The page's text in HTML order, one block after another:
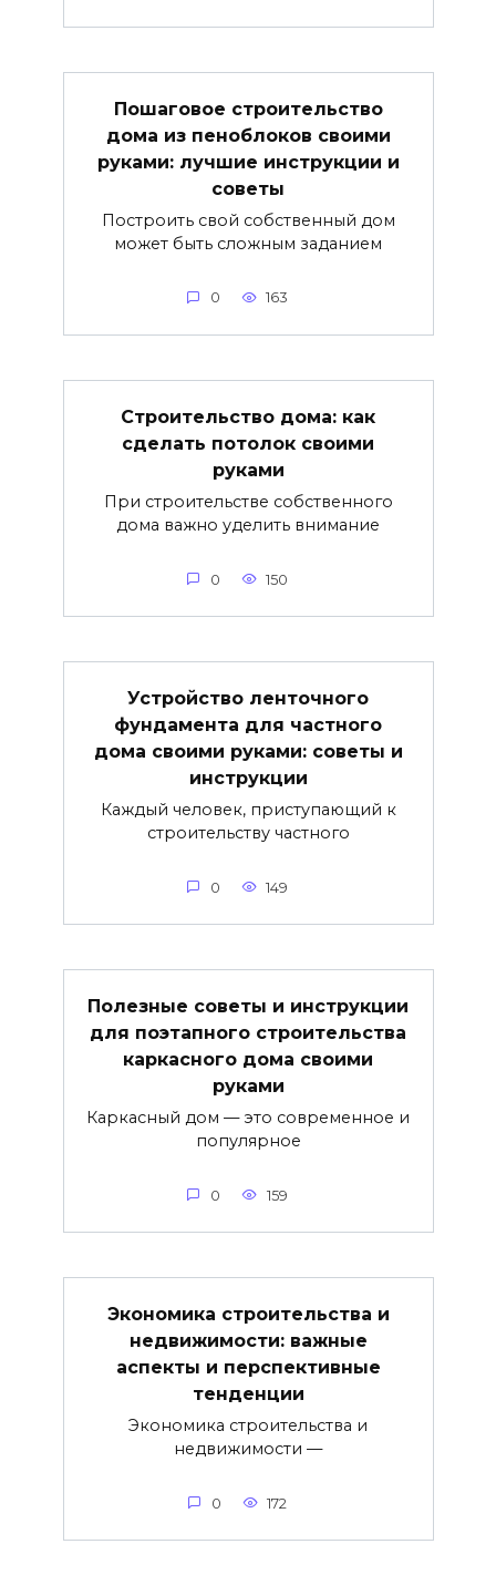
Пошаговое строительство
дома из пеноблоков своими
руками: лучшие инструкции и
советы
Построить свой собственный дом
может быть сложным заданием
0 163
Строительство дома: как
сделать потолок своими
руками
При строительстве собственного
дома важно уделить внимание
0 150
Устройство ленточного
фундамента для частного
дома своими руками: советы и
инструкции
Каждый человек, приступающий к
строительству частного
0 149
Полезные советы и инструкции
для поэтапного строительства
каркасного дома своими
руками
Каркасный дом — это современное и
популярное
0 159
Экономика строительства и
недвижимости: важные
аспекты и перспективные
тенденции
Экономика строительства и
недвижимости —
0 172